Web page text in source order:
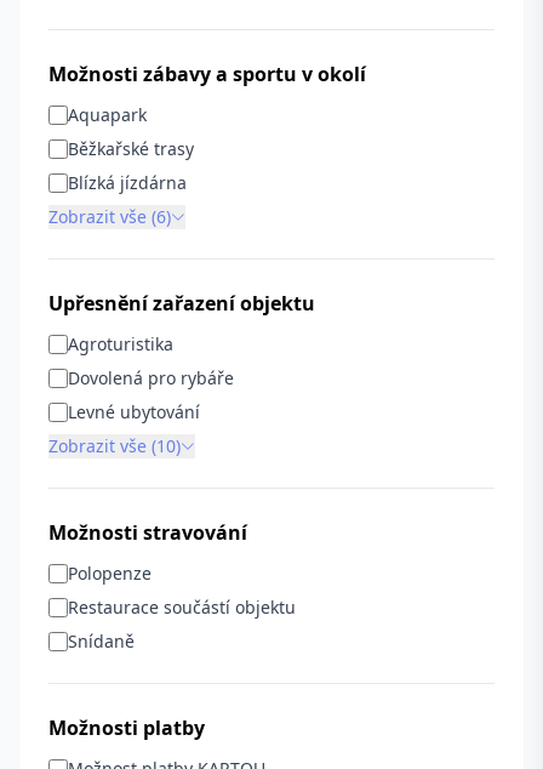
Možnosti zábavy a sportu v okolí
Aquapark
Běžkařské trasy
Blízká jízdárna
Zobrazit vše (6)
Upřesnění zařazení objektu
Agroturistika
Dovolená pro rybáře
Levné ubytování
Zobrazit vše (10)
Možnosti stravování
Polopenze
Restaurace součástí objektu
Snídaně
Možnosti platby